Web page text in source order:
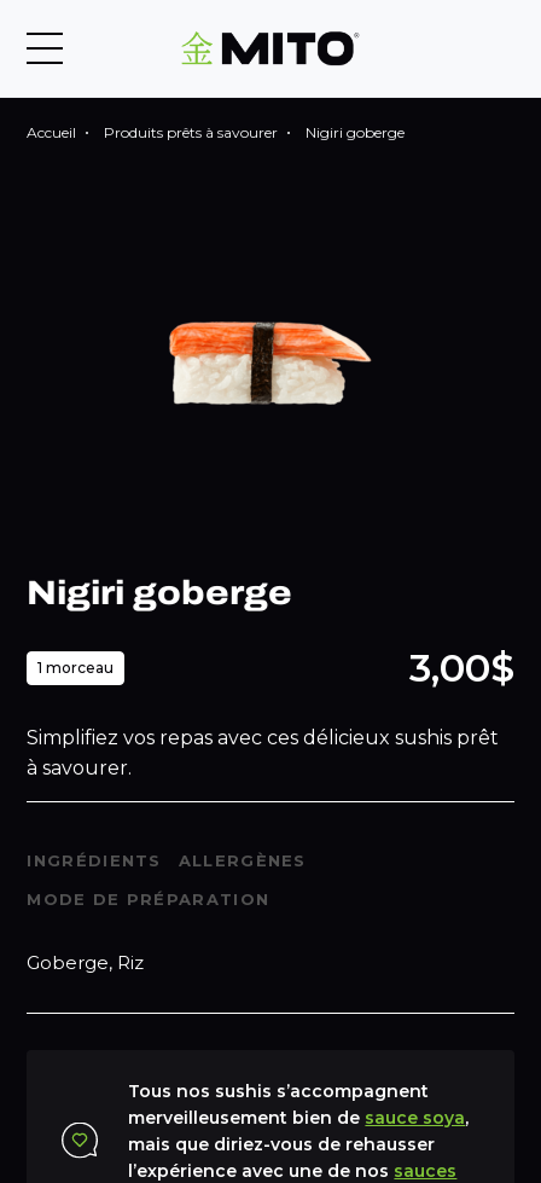
Accueil Produits prêts à savourer Nigiri goberge
Nigiri goberge
1 morceau 3,00$
Simplifiez vos repas avec ces délicieux sushis prêt
à savourer.
INGRÉDIENTS
ALLERGÈNES
MODE DE PRÉPARATION
Goberge, Riz
Tous nos sushis s’accompagnent
merveilleusement bien de sauce soya,
mais que diriez-vous de rehausser
l’expérience avec une de nos sauces